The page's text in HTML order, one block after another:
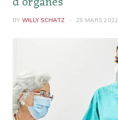
BY WILLY SCHATZ 25 MARS 2022